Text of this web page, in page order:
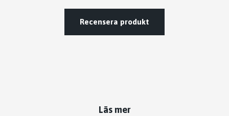
Recensera produkt
Läs mer